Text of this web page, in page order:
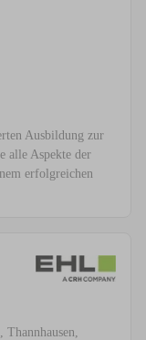
Ausbildung zur
alle Aspekte der
erfolgreichen